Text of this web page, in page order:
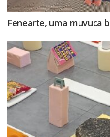
Fenearte, uma muvuca